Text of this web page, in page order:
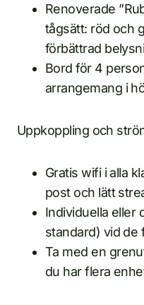
Renoverade
tågsätt: röd och
förbättrad
Bord för 4
arrangemang i
Uppkoppling och
Gratis wifi i alla
post och lätt
Individuella eller
standard) vid de
Ta med en
du har flera